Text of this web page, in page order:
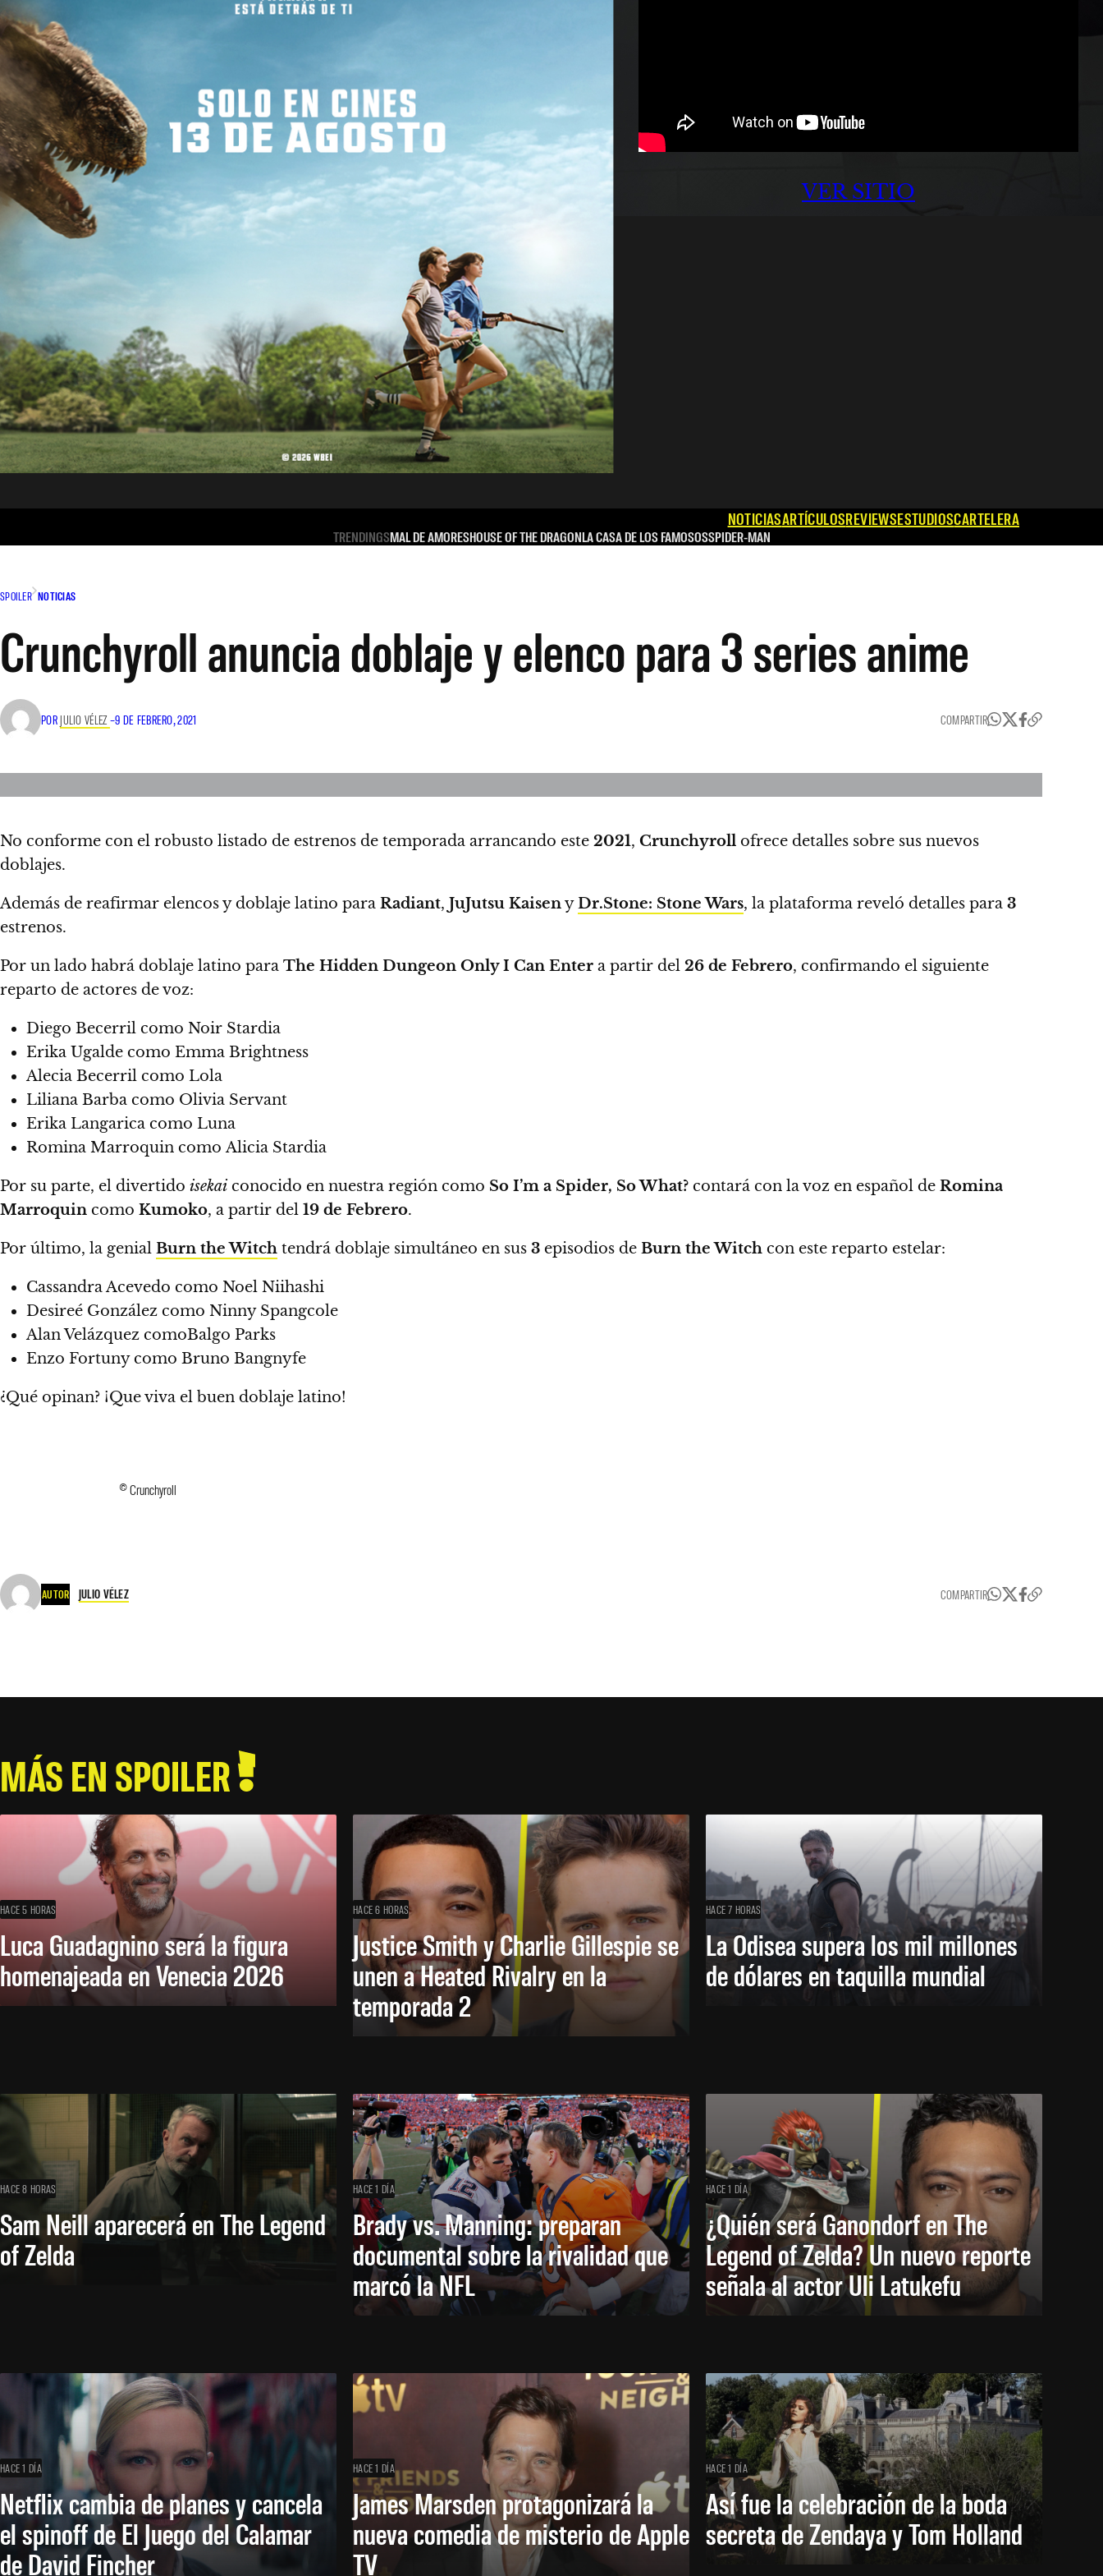
VER SITIO
NOTICIASARTÍCULOSREVIEWSESTUDIOSCARTELERA
TRENDINGSMAL DE AMORESHOUSE OF THE DRAGONLA CASA DE LOS FAMOSOSSPIDER-MAN
SPOILER NOTICIAS
Crunchyroll anuncia doblaje y elenco para 3 series anime
POR JULIO VÉLEZ –9 DE FEBRERO, 2021 COMPARTIR
No conforme con el robusto listado de estrenos de temporada arrancando este 2021, Crunchyroll ofrece detalles sobre sus nuevos
doblajes.
Además de reafirmar elencos y doblaje latino para Radiant, JuJutsu KaisenyDr.Stone: Stone Wars, la plataforma reveló detalles para 3
estrenos.
Por un lado habrá doblaje latino para The Hidden Dungeon Only I Can Enter a partir del 26 de Febrero, confirmando el siguiente
reparto de actores de voz:
Diego Becerril como Noir Stardia
Erika Ugalde como Emma Brightness
Alecia Becerril como Lola
Liliana Barba como Olivia Servant
Erika Langarica como Luna
Romina Marroquin como Alicia Stardia
Por su parte, el divertido isekai conocido en nuestra región como So I’m a Spider, So What? contará con la voz en español de Romina
Marroquin como Kumoko, a partir del 19 de Febrero.
Por último, la genial Burn the Witch tendrá doblaje simultáneo en sus 3 episodios de Burn the Witch con este reparto estelar:
Cassandra Acevedo como Noel Niihashi
Desireé González como Ninny Spangcole
Alan Velázquez comoBalgo Parks
Enzo Fortuny como Bruno Bangnyfe
¿Qué opinan? ¡Que viva el buen doblaje latino!
© Crunchyroll
AUTOR JULIO VÉLEZ COMPARTIR
MÁS EN SPOILER
HACE 5 HORAS
Luca Guadagnino será la figura
homenajeada en Venecia 2026
HACE 6 HORAS
Justice Smith y Charlie Gillespie se
unen a Heated Rivalry en la
temporada 2
HACE 7 HORAS
La Odisea supera los mil millones
de dólares en taquilla mundial
HACE 8 HORAS
Sam Neill aparecerá en The Legend
of Zelda
HACE 1 DÍA
Brady vs. Manning: preparan
documental sobre la rivalidad que
marcó la NFL
HACE 1 DÍA
¿Quién será Ganondorf en The
Legend of Zelda? Un nuevo reporte
señala al actor Uli Latukefu
HACE 1 DÍA
Netflix cambia de planes y cancela
el spinoff de El Juego del Calamar
de David Fincher
HACE 1 DÍA
James Marsden protagonizará la
nueva comedia de misterio de Apple
TV
HACE 1 DÍA
Así fue la celebración de la boda
secreta de Zendaya y Tom Holland